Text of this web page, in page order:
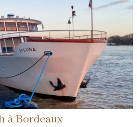
à Bordeaux